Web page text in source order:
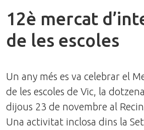
12è mercat
de les escoles
Un any més es va celebrar el
de les escoles de Vic, la
dijous 23 de novembre al
Una activitat inclosa dins la